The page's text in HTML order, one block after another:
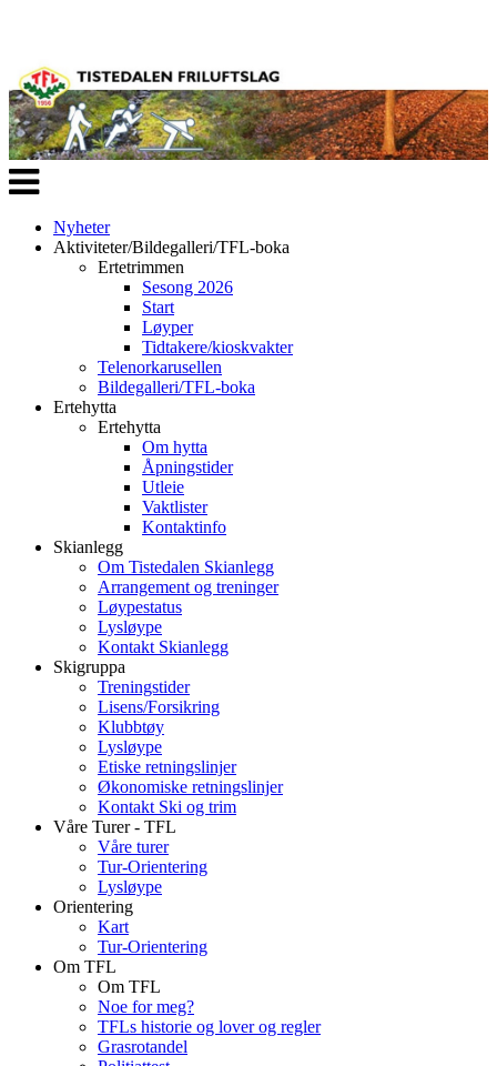
Veksle
navigasjon
Nyheter
Aktiviteter/Bildegalleri/TFL-boka
Ertetrimmen
Sesong 2026
Start
Løyper
Tidtakere/kioskvakter
Telenorkarusellen
Bildegalleri/TFL-boka
Ertehytta
Ertehytta
Om hytta
Åpningstider
Utleie
Vaktlister
Kontaktinfo
Skianlegg
Om Tistedalen Skianlegg
Arrangement og treninger
Løypestatus
Lysløype
Kontakt Skianlegg
Skigruppa
Treningstider
Lisens/Forsikring
Klubbtøy
Lysløype
Etiske retningslinjer
Økonomiske retningslinjer
Kontakt Ski og trim
Våre Turer - TFL
Våre turer
Tur-Orientering
Lysløype
Orientering
Kart
Tur-Orientering
Om TFL
Om TFL
Noe for meg?
TFLs historie og lover og regler
Grasrotandel